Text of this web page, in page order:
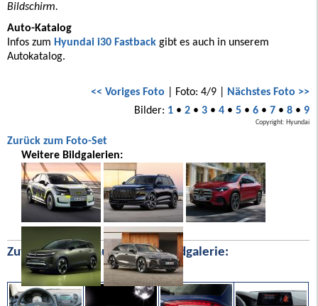
Bildschirm.
Auto-Katalog
Infos zum Hyundai i30 Fastback gibt es auch in unserem
Autokatalog.
<< Voriges Foto | Foto: 4/9 | Nächstes Foto >>
Bilder: 1• 2• 3• 4• 5• 6• 7• 8• 9
Copyright: Hyundai
Zurück zum Foto-Set
Weitere Bildgalerien:
Zufällige Bilder aus unserer Bildgalerie: